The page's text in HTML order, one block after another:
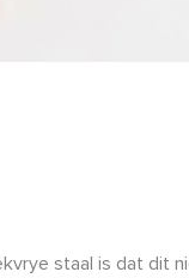
staal is dat dit